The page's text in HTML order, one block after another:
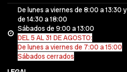
De lunes a viernes de 8:00 a 13:30 y
de 14:30 a 18:00
Sábados de 9:00 a 13:00
DEL 5 AL 31 DE AGOSTO:
De lunes a viernes de 7:00 a 15:00
Sábados cerrados